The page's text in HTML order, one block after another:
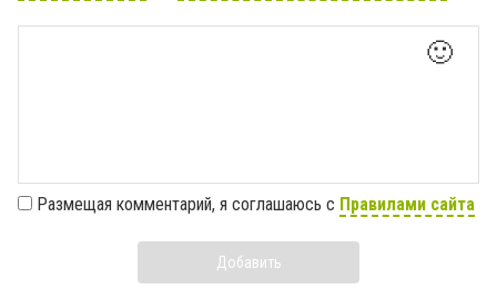
🙂
Размещая комментарий, я соглашаюсь с Правилами сайта
Добавить